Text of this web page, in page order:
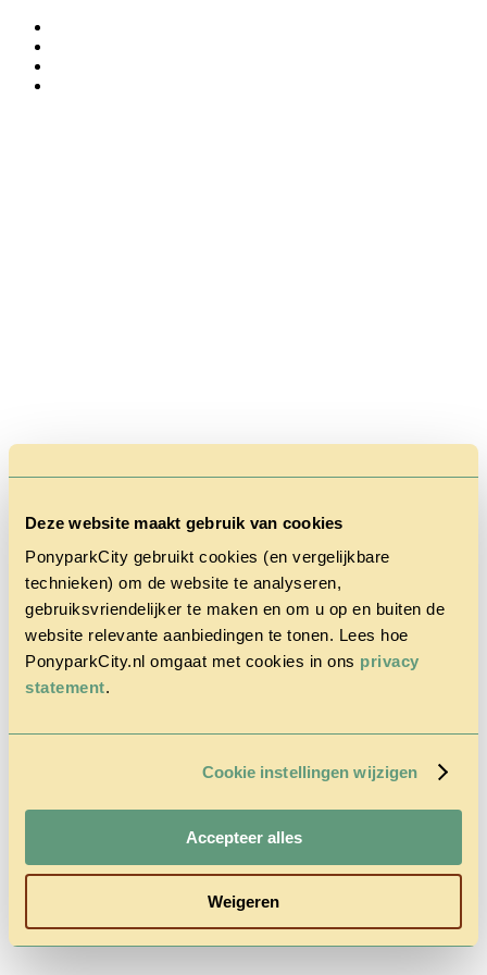
Deze website maakt gebruik van cookies
PonyparkCity gebruikt cookies (en vergelijkbare
technieken) om de website te analyseren,
gebruiksvriendelijker te maken en om u op en buiten de
website relevante aanbiedingen te tonen. Lees hoe
PonyparkCity.nl omgaat met cookies in ons privacy
statement.
Cookie instellingen wijzigen
Accepteer alles
Weigeren
Home
Het Park
Cowboy
House
Herfstvakantie
Reserveren